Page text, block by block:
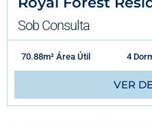
Sob Consulta
70.88m² Área Útil 4
VER